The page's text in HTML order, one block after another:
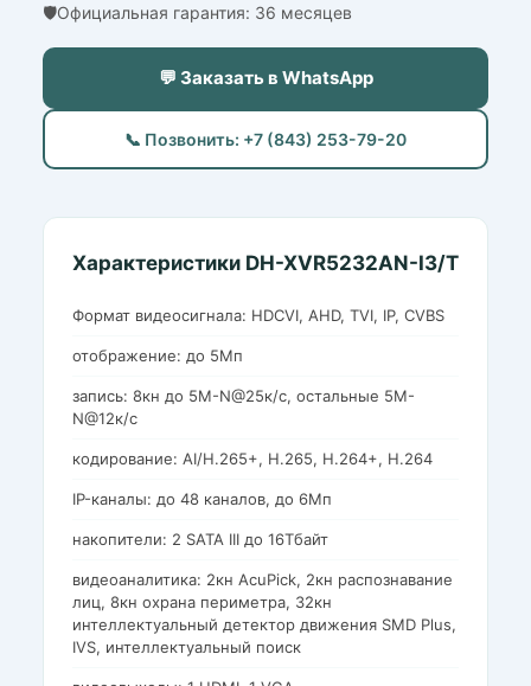
🛡️Официальная гарантия: 36 месяцев
💬 Заказать в WhatsApp
📞 Позвонить: +7 (843) 253-79-20
Характеристики DH-XVR5232AN-I3/T
Формат видеосигнала: HDCVI, AHD, TVI, IP, CVBS
отображение: до 5Мп
запись: 8кн до 5M-N@25к/с, остальные 5M-
N@12к/с
кодирование: AI/H.265+, H.265, H.264+, H.264
IP-каналы: до 48 каналов, до 6Мп
накопители: 2 SATA III до 16Тбайт
видеоаналитика: 2кн AcuPick, 2кн распознавание
лиц, 8кн охрана периметра, 32кн
интеллектуальный детектор движения SMD Plus,
IVS, интеллектуальный поиск